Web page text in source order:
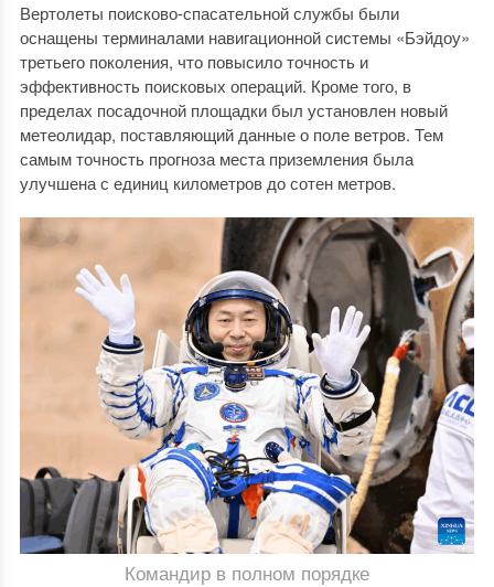
Вертолеты поисково-спасательной службы были
оснащены терминалами навигационной системы «Бэйдоу»
третьего поколения, что повысило точность и
эффективность поисковых операций. Кроме того, в
пределах посадочной площадки был установлен новый
метеолидар, поставляющий данные о поле ветров. Тем
самым точность прогноза места приземления была
улучшена с единиц километров до сотен метров.
Командир в полном порядке